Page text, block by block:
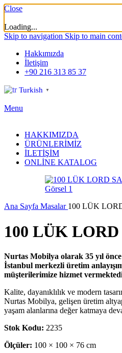
Close
Loading...
Skip to navigation Skip to main
Hakkımızda
İletişim
+90 216 313 85 37
Turkish ▼
Menu
HAKKIMIZDA
ÜRÜNLERİMİZ
İLETİŞİM
ONLİNE KATALOG
Ana Sayfa Masalar 100 LÜK
100 LÜK
Nurtas Mobilya olarak 35 yıl
İstanbul merkezli üretim
müşterilerimize hizmet
Kalite, dayanıklılık ve modern
Nurtas Mobilya, gelişen üretim
yaşam alanlarına değer katmaya
Stok Kodu: 2235
Ölçüler: 100 × 100 × 76 cm